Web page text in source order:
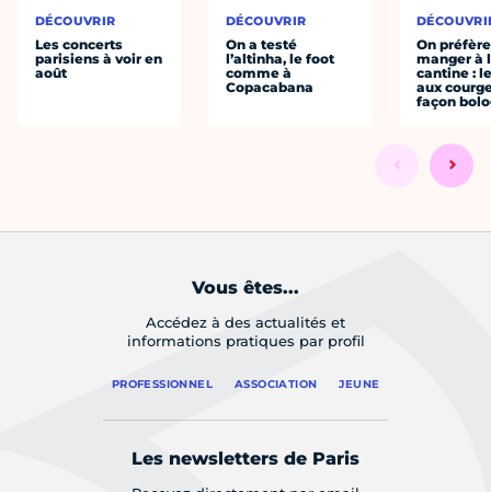
DÉCOUVRIR
Les concerts
parisiens à voir en
août
DÉCOUVRIR
On a testé
l’altinha, le foot
comme à
Copacabana
On préfère
manger à
cantine :
aux
façon
Vous êtes...
Accédez à des actualités et
informations pratiques par profil
PROFESSIONNEL ASSOCIATION JEUNE
Les newsletters de Paris